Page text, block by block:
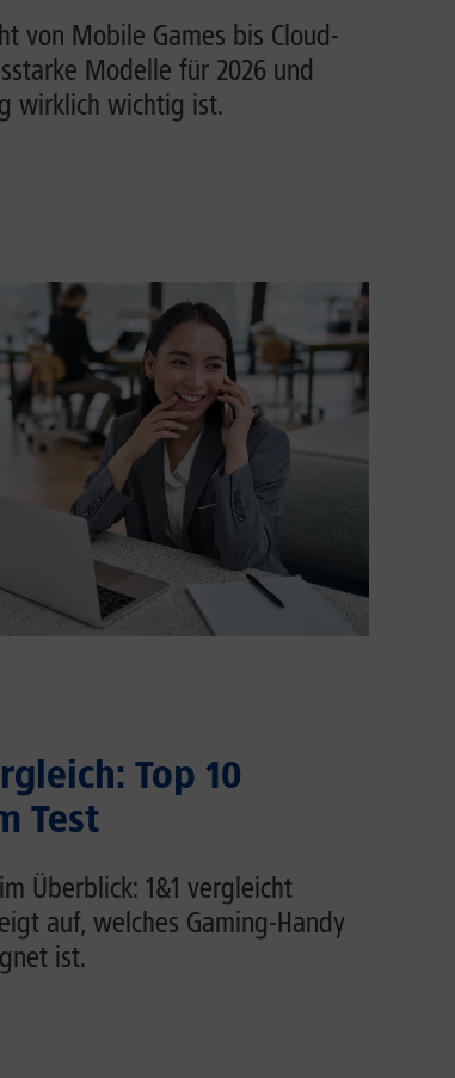
von Mobile Games bis Cloud-
Modelle für 2026 und
wirklich wichtig ist.
Top 10
Test
Überblick: 1&1 vergleicht
auf, welches Gaming-Handy
ist.